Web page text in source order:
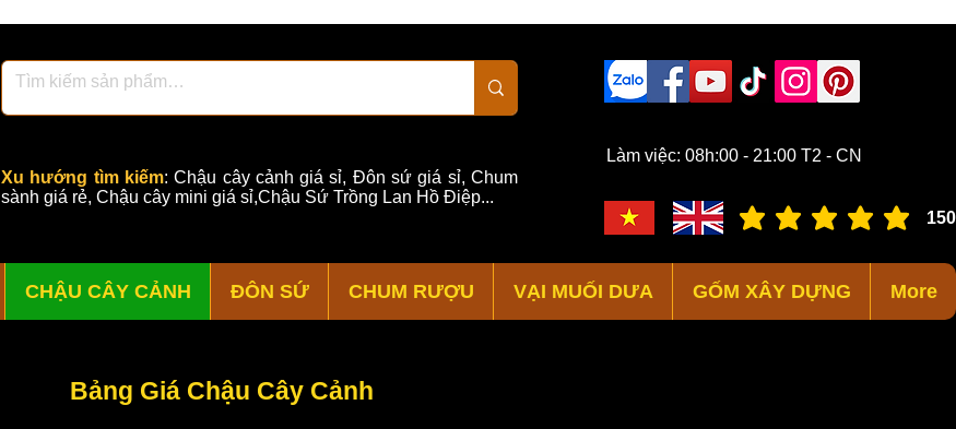
​Bảng Giá Chậu Cây Cảnh
Làm việc: 08h:00 - 21:00 T2 - CN
Xu hướng tìm kiếm:Chậu cây cảnh giá sỉ, Đôn sứ giá sỉ,Chum
sành giá rẻ, Chậu cây mini giá sỉ,Chậu Sứ Trồng Lan Hồ Điệp...
CHẬU CÂY CẢNH ĐÔN SỨ CHUM RƯỢU VẠI MUỐI DƯA GỐM XÂY DỰNG More
150
đánh giá trung bình là 3 /